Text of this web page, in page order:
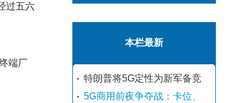
过五六
端厂
本栏最新
特朗普将5G定性为新军备竞
5G商用前夜争夺战：卡位、